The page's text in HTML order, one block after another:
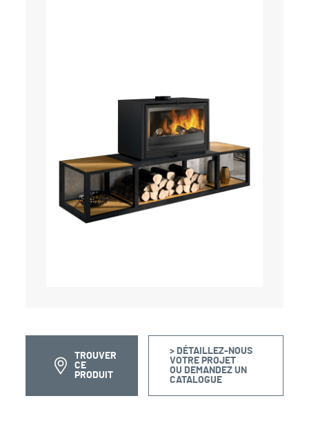
TROUVER
CE
PRODUIT
> DÉTAILLEZ-NOUS
VOTRE PROJET
OU DEMANDEZ UN
CATALOGUE